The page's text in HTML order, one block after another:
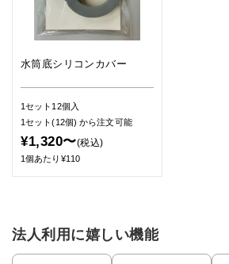
水筒底シリコンカバー
1セット12個入
1セット(12個)から注文可能
¥1,320〜(税込)
1個あたり¥110
法人利用に嬉しい機能